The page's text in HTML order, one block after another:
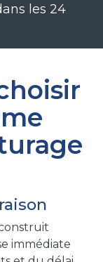
les 24
immédiate